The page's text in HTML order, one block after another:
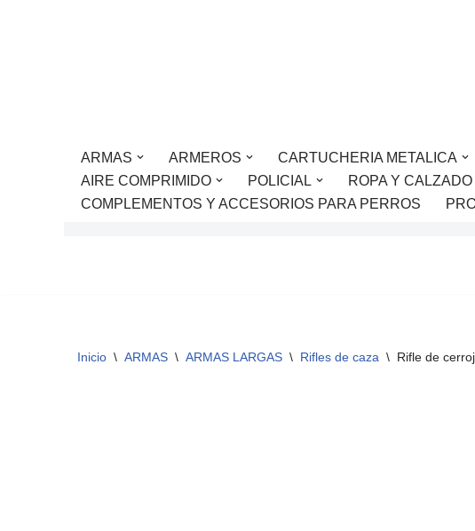
ARMAS ARMEROS CARTUCHERIA METALICA
AIRE COMPRIMIDO
POLICIAL ROPA Y CALZADO
COMPLEMENTOS Y ACCESORIOS PARA PERROS
Inicio \ ARMAS \ ARMAS LARGAS \ Rifles de caza \ Rifle de